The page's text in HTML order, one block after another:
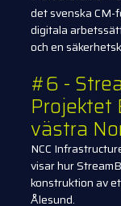
det svenska
digitala
och en
#6 -
Projektet
västra
NCC
visar hur
konstruktion av
Ålesund.